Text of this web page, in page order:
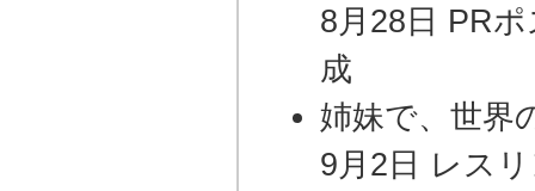
8月28日 PR
成
姉妹で、世界
9月2日 レス